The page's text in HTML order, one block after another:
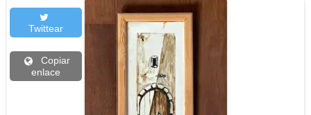
Twittear
Copiar
enlace